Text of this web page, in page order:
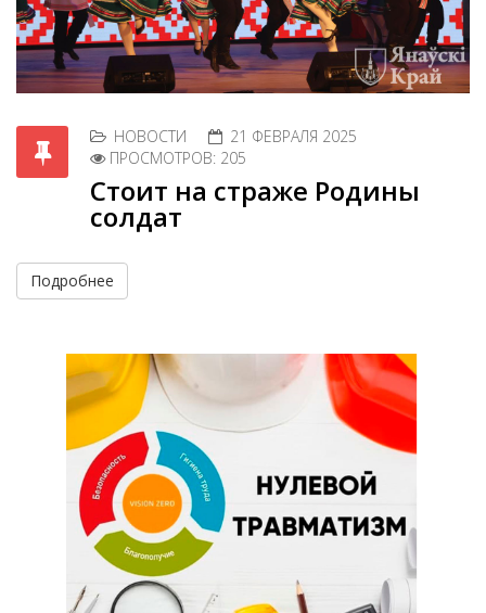
НОВОСТИ
21 ФЕВРАЛЯ 2025
ПРОСМОТРОВ: 205
Стоит на страже Родины
солдат
Подробнее